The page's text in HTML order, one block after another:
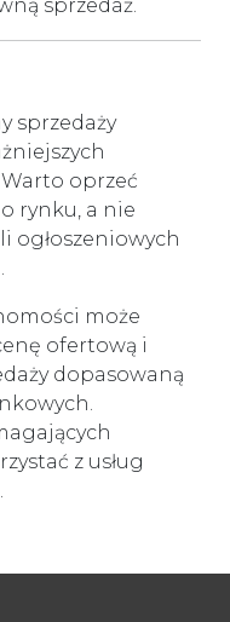
sprzedaż.
sprzedaży
oprzeć
rynku, a nie
ogłoszeniowych
może
ofertową i
dopasowaną
z usług